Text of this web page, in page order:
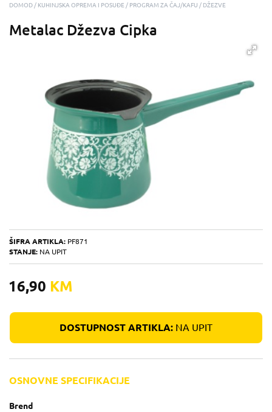
DOMOD KUHINJSKA OPREMA I POSUĐE PROGRAM ZA ČAJ/KAFU DŽEZVE
Metalac Džezva Cipka
ŠIFRA ARTIKLA: PF871
STANJE: NA UPIT
16,90 KM
DOSTUPNOST ARTIKLA: NA UPIT
OSNOVNE SPECIFIKACIJE
Brend